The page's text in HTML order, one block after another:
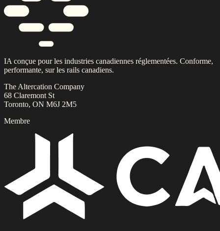
IA conçue pour les industries canadiennes réglementées. Conforme,
performante, sur les rails canadiens.
The Altercation Company
68 Claremont St
Toronto, ON M6J 2M5
Membre